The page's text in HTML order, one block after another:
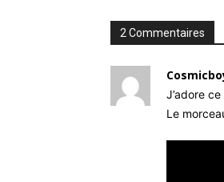
2 Commentaires
J’adore
Le